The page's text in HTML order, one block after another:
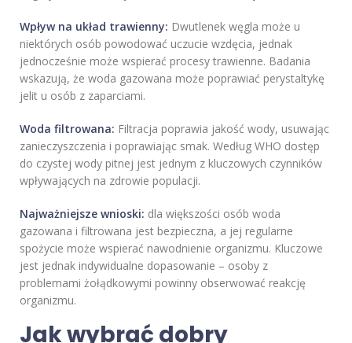
Wpływ na układ trawienny: Dwutlenek węgla może u
niektórych osób powodować uczucie wzdęcia, jednak
jednocześnie może wspierać procesy trawienne. Badania
wskazują, że woda gazowana może poprawiać perystaltykę
jelit u osób z zaparciami.
Woda filtrowana: Filtracja poprawia jakość wody, usuwając
zanieczyszczenia i poprawiając smak. Według WHO dostęp
do czystej wody pitnej jest jednym z kluczowych czynników
wpływających na zdrowie populacji.
Najważniejsze wnioski: dla większości osób woda
gazowana i filtrowana jest bezpieczna, a jej regularne
spożycie może wspierać nawodnienie organizmu. Kluczowe
jest jednak indywidualne dopasowanie – osoby z
problemami żołądkowymi powinny obserwować reakcję
organizmu.
Jak wybrać dobry